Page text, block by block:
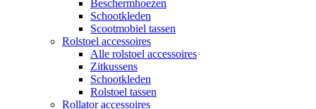
Beschermhoezen
Schootkleden
Scootmobiel tassen
Rolstoel accessoires
Alle rolstoel accessoires
Zitkussens
Schootkleden
Rolstoel tassen
Rollator accessoires